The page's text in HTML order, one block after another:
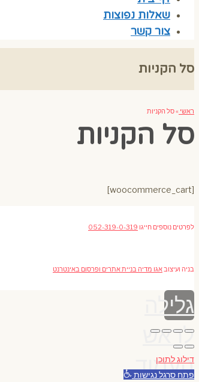
שאלות נפוצות
צור קשר
סל הקניות
ראשי »סל הקניות
סל הקניות
[woocommerce_cart]
לפרטים נוספים חייגו 052-319-0-319
בניה ועיצובאגו מדיה בניית אתרים ופרסום באינטרנט
גלילה
לראש
העמוד
דילוג לתוכן
פתח סרגל נגישות